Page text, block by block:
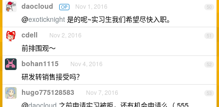
50
daocloud OP Nov 1, 2016
@exoticknight 是的呢~实习生我们希望尽快入职。
51
cdell Nov 2, 2016
前排围观～
52
bohan1115 Nov 4, 2016
研发转销售接受吗？
53
hugo775128583 Nov 7, 2016
@daocloud 之前申请实习被拒，还有机会申请么（ 555...